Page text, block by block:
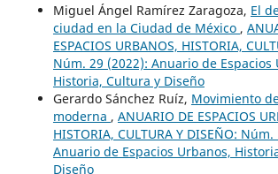
Miguel Ángel Ramírez Zaragoza, El
ciudad en la Ciudad de México ,
ESPACIOS URBANOS, HISTORIA,
Núm. 29 (2022): Anuario de Espacios
Historia, Cultura y Diseño
Gerardo Sánchez Ruíz, Movimiento
moderna , ANUARIO DE ESPACIOS
HISTORIA, CULTURA Y DISEÑO:
Anuario de Espacios Urbanos,
Diseño